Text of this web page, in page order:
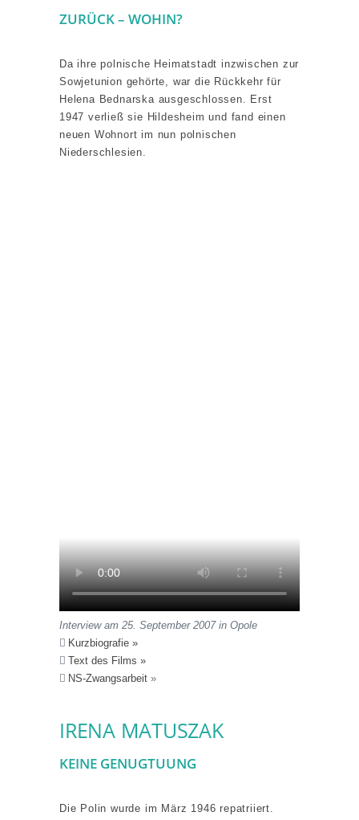
ZURÜCK – WOHIN?
Da ihre polnische Heimatstadt inzwischen zur
Sowjetunion gehörte, war die Rückkehr für
Helena Bednarska ausgeschlossen. Erst
1947 verließ sie Hildesheim und fand einen
neuen Wohnort im nun polnischen
Niederschlesien.
Interview am 25. September 2007 in Opole
Kurzbiografie »
Text des Films »
NS-Zwangsarbeit »
IRENA MATUSZAK
KEINE GENUGTUUNG
Die Polin wurde im März 1946 repatriiert.